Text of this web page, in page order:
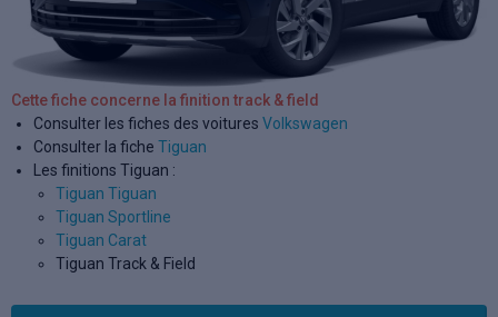
Cette fiche concerne la finition track & field
Consulter les fiches des voitures Volkswagen
Consulter la fiche Tiguan
Les finitions Tiguan :
Tiguan Tiguan
Tiguan Sportline
Tiguan Carat
Tiguan Track & Field